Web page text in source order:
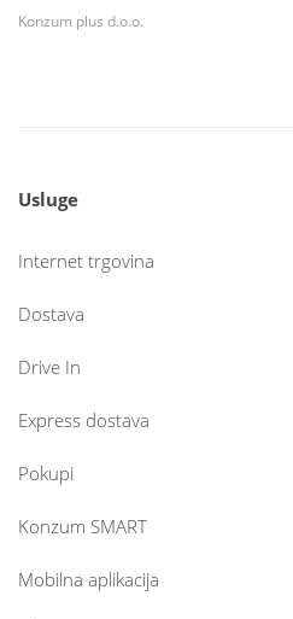
Konzum plus d.o.o.
Usluge
Internet trgovina
Dostava
Drive In
Express dostava
Pokupi
Konzum SMART
Mobilna aplikacija